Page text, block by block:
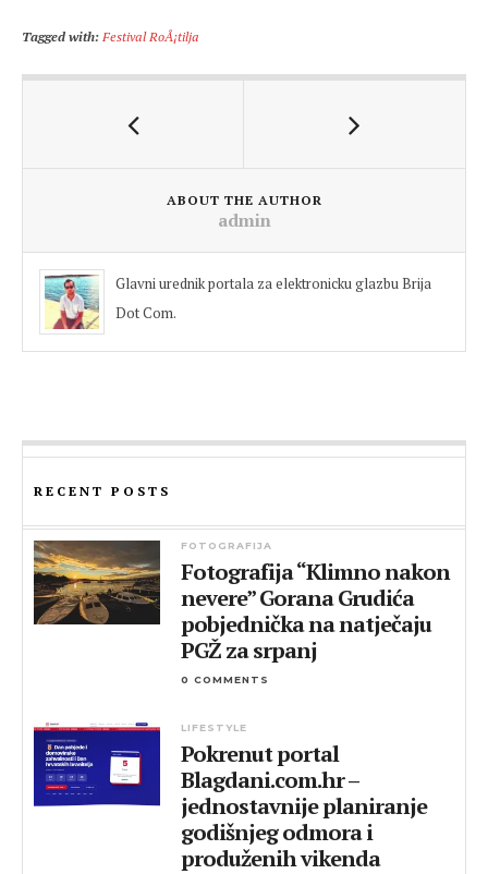
Tagged with: Festival RoÅ¡tilja
ABOUT THE AUTHOR
admin
Glavni urednik portala za elektronicku glazbu Brija
Dot Com.
RECENT POSTS
FOTOGRAFIJA
Fotografija “Klimno nakon
nevere” Gorana Grudića
pobjednička na natječaju
PGŽ za srpanj
0 COMMENTS
LIFESTYLE
Pokrenut portal
Blagdani.com.hr –
jednostavnije planiranje
godišnjeg odmora i
produženih vikenda